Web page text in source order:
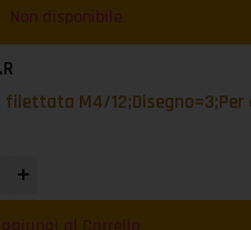
Non disponibile
filettata M4/12;Disegno=3;Per